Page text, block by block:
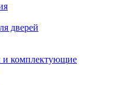
дверей
комплектующие